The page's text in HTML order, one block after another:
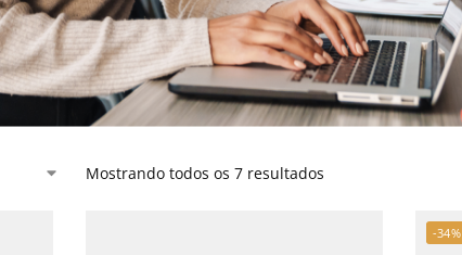
Mostrando todos os 7 resultados
-34%